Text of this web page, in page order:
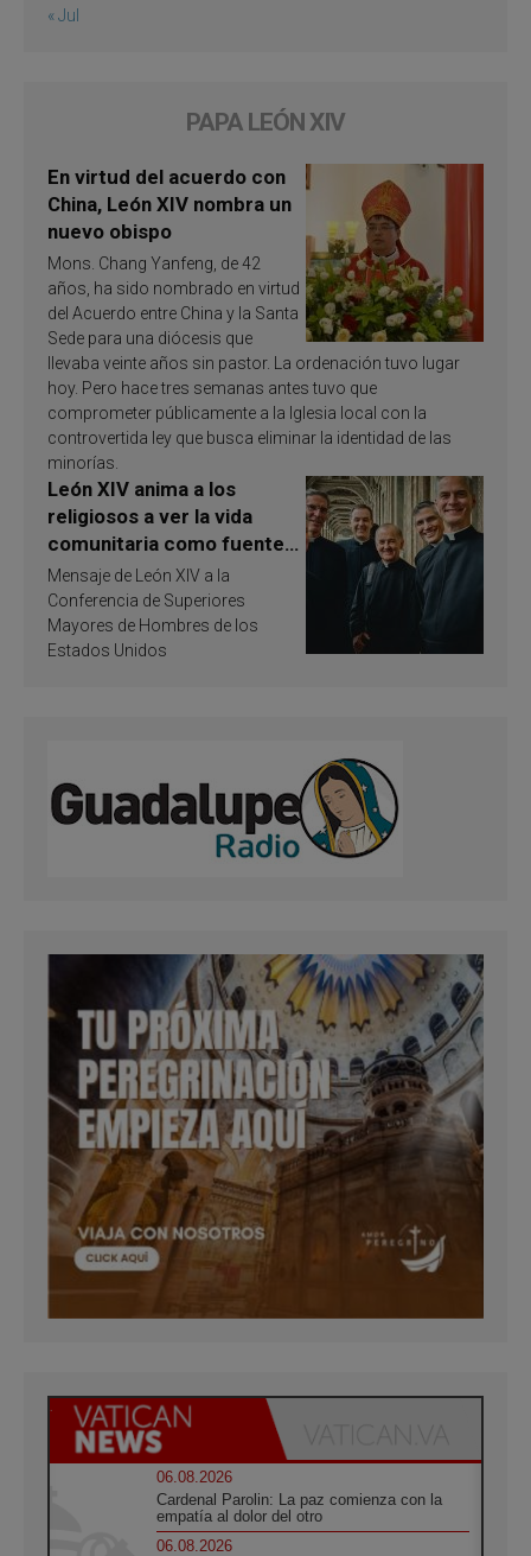
« Jul
PAPA LEÓN XIV
En virtud del acuerdo con
China, León XIV nombra un
nuevo obispo
Mons. Chang Yanfeng, de 42
años, ha sido nombrado en virtud
del Acuerdo entre China y la Santa
Sede para una diócesis que
llevaba veinte años sin pastor. La ordenación tuvo lugar
hoy. Pero hace tres semanas antes tuvo que
comprometer públicamente a la Iglesia local con la
controvertida ley que busca eliminar la identidad de las
minorías.
León XIV anima a los
religiosos a ver la vida
comunitaria como fuente
de inspiración y
santificación
Mensaje de León XIV a la
Conferencia de Superiores
Mayores de Hombres de los
Estados Unidos
06.08.2026
Cardenal Parolin: La paz comienza con la
empatía al dolor del otro
06.08.2026